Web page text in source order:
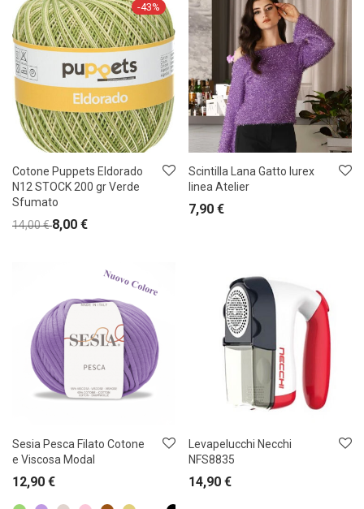
-43%
Cotone Puppets Eldorado
N12 STOCK 200 gr Verde
Sfumato
14,00€ 8,00 €
Scintilla Lana Gatto lurex
linea Atelier
7,90 €
Sesia Pesca Filato Cotone
e Viscosa Modal
12,90 €
Levapelucchi Necchi
NFS8835
14,90 €